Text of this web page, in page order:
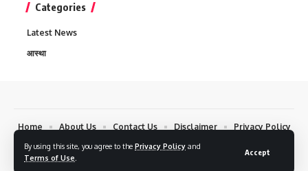
By using this site, you agree to the Privacy Policy and
Terms of Use
Accept
Categories
Latest News
आस्था
Copyrights © 2024 Chhattisgarh Today 24 News. All Rights Reserved.
Home About Us Contact Us Disclaimer Privacy Policy